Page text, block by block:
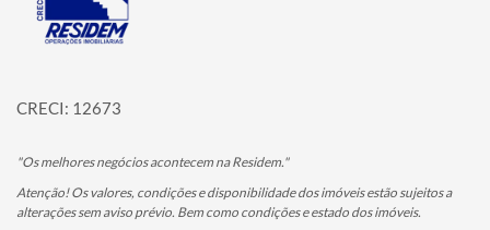
CRECI: 12673
"Os melhores negócios acontecem na Residem."
Atenção! Os valores, condições e disponibilidade dos imóveis estão sujeitos a
alterações sem aviso prévio. Bem como condições e estado dos imóveis.